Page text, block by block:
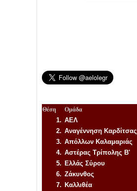
Θέση Ομάδα
1. ΑΕΛ
2. Αναγέννηση Καρδίτσας
3. Απόλλων Καλαμαριάς
4. Αστέρας Τρίπολης Β'
5. Ελλάς Σύρου
6. Ζάκυνθος
7. Καλλιθέα